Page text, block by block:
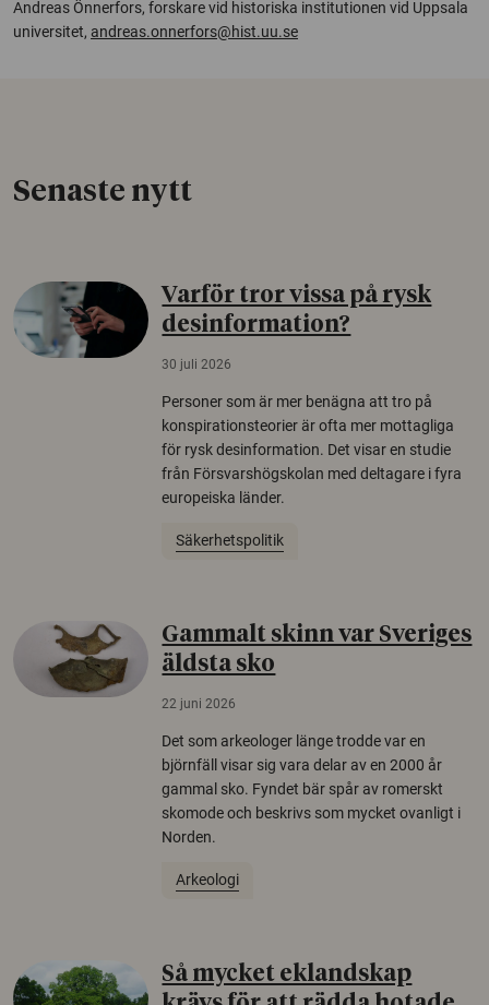
Andreas Önnerfors, forskare vid historiska institutionen vid Uppsala
universitet, andreas.onnerfors@hist.uu.se
Senaste nytt
Varför tror vissa på rysk
desinformation?
30 juli 2026
Personer som är mer benägna att tro på
konspirationsteorier är ofta mer mottagliga
för rysk desinformation. Det visar en studie
från Försvarshögskolan med deltagare i fyra
europeiska länder.
Säkerhetspolitik
Gammalt skinn var Sveriges
äldsta sko
22 juni 2026
Det som arkeologer länge trodde var en
björnfäll visar sig vara delar av en 2000 år
gammal sko. Fyndet bär spår av romerskt
skomode och beskrivs som mycket ovanligt i
Norden.
Arkeologi
Så mycket eklandskap